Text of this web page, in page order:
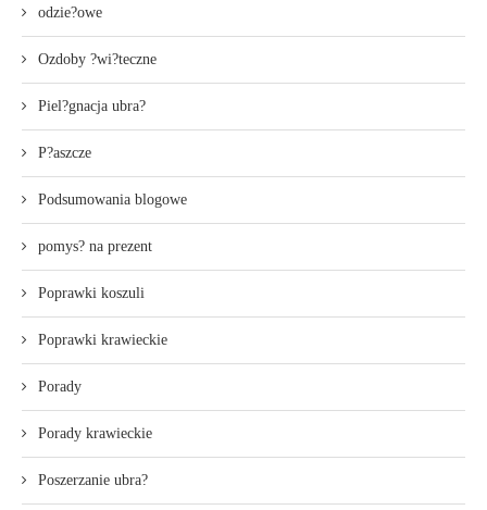
odzie?owe
Ozdoby ?wi?teczne
Piel?gnacja ubra?
P?aszcze
Podsumowania blogowe
pomys? na prezent
Poprawki koszuli
Poprawki krawieckie
Porady
Porady krawieckie
Poszerzanie ubra?